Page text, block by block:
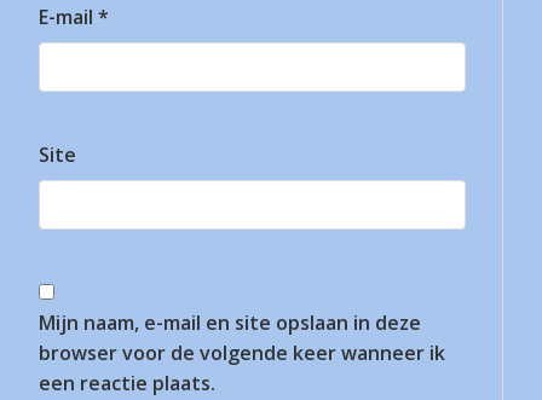
E-mail *
Site
Mijn naam, e-mail en site opslaan in deze
browser voor de volgende keer wanneer ik
een reactie plaats.